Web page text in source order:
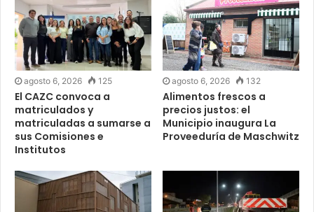
agosto 6, 2026 125
El CAZC convoca a
matriculados y
matriculadas a sumarse a
sus Comisiones e
Institutos
agosto 6, 2026 132
Alimentos frescos a
precios justos: el
Municipio inaugura La
Proveeduría de Maschwitz